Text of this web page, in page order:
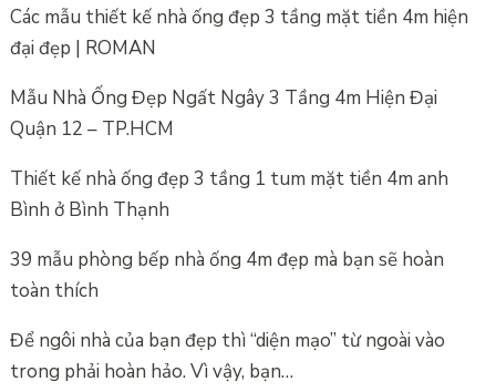
Các mẫu thiết kế nhà ống đẹp 3 tầng mặt tiền 4m hiện
đại đẹp | ROMAN
Mẫu Nhà Ống Đẹp Ngất Ngây 3 Tầng 4m Hiện Đại
Quận 12 – TP.HCM
Thiết kế nhà ống đẹp 3 tầng 1 tum mặt tiền 4m anh
Bình ở Bình Thạnh
39 mẫu phòng bếp nhà ống 4m đẹp mà bạn sẽ hoàn
toàn thích
Để ngôi nhà của bạn đẹp thì “diện mạo” từ ngoài vào
trong phải hoàn hảo. Vì vậy, bạn…